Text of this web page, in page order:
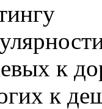
к
к